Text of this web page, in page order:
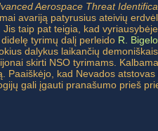
Aerospace Threat
avariją patyrusius ateivių
taip pat teigia, kad
tyrimų dalį perleido R.
dalykus laikančių
skirti NSO tyrimams.
Paaiškėjo, kad Nevados atstovas
gali įgauti pranašumo prieš